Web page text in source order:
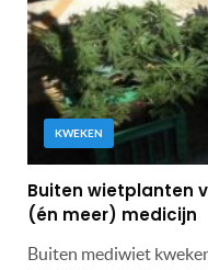
KWEKEN
Buiten wietplanten
(én meer) medicijn
Buiten mediwiet